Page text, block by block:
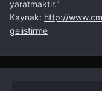
yaratmaktır."
Kaynak: http://
gelistirme